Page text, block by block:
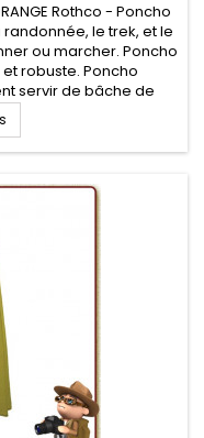
Rothco - Poncho
le trek, et le
ou marcher. Poncho
robuste. Poncho
servir de bâche de
d'abri d'urgence